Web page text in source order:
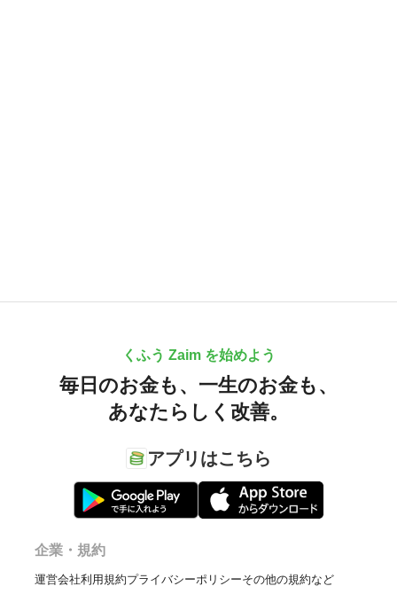
くふう Zaim を始めよう
毎日のお金も、 一生のお金も、
あなたらしく改善。
アプリはこちら
企業・規約
運営会社利用規約プライバシーポリシーその他の規約など